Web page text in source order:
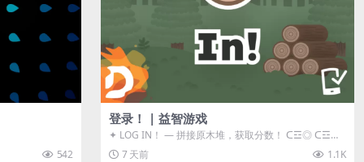
542
登录！ | 益智游戏
✦ LOG IN！ — 拼接原木堆，获取分数！ ᑕ☲◎ ᑕ☲◎
ᑕ☲◎ ᑕ☲◎ ...
7 天前 1.1K